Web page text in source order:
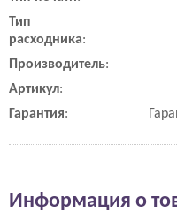
Тип
расходника:
Производитель:
Артикул:
Гарантия:
Информация о